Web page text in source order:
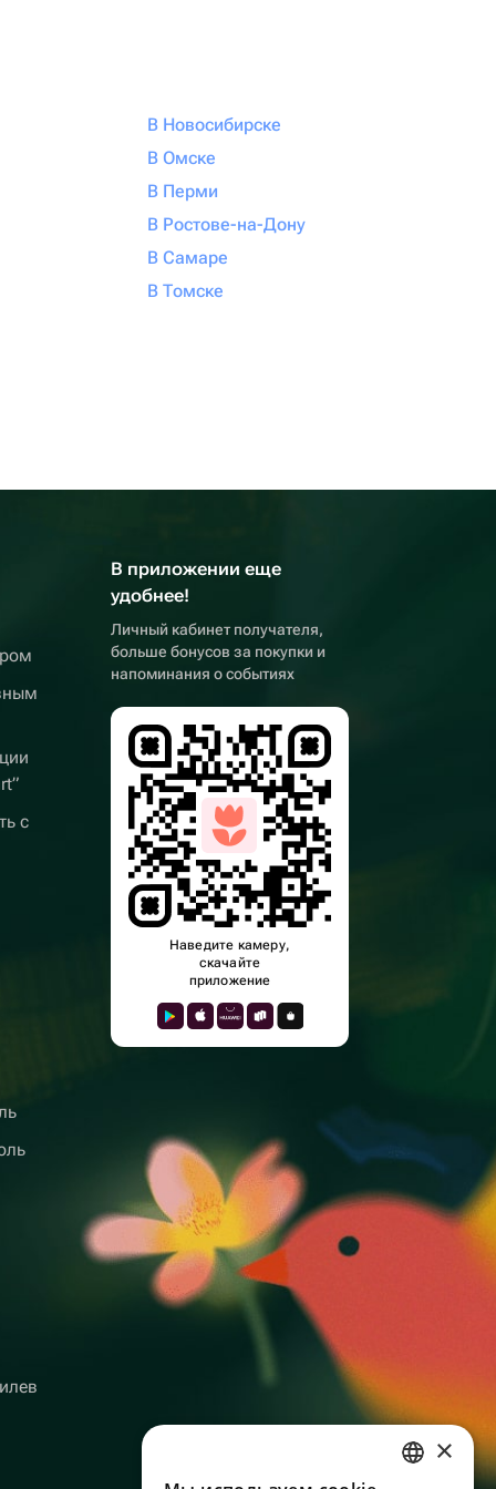
В Новосибирске
В Омске
В Перми
В Ростове-на-Дону
В Самаре
В Томске
с
В приложении еще
удобнее!
Личный кабинет получателя,
больше бонусов за покупки и
напоминания о событиях
Наведите камеру,
скачайте
приложение
×